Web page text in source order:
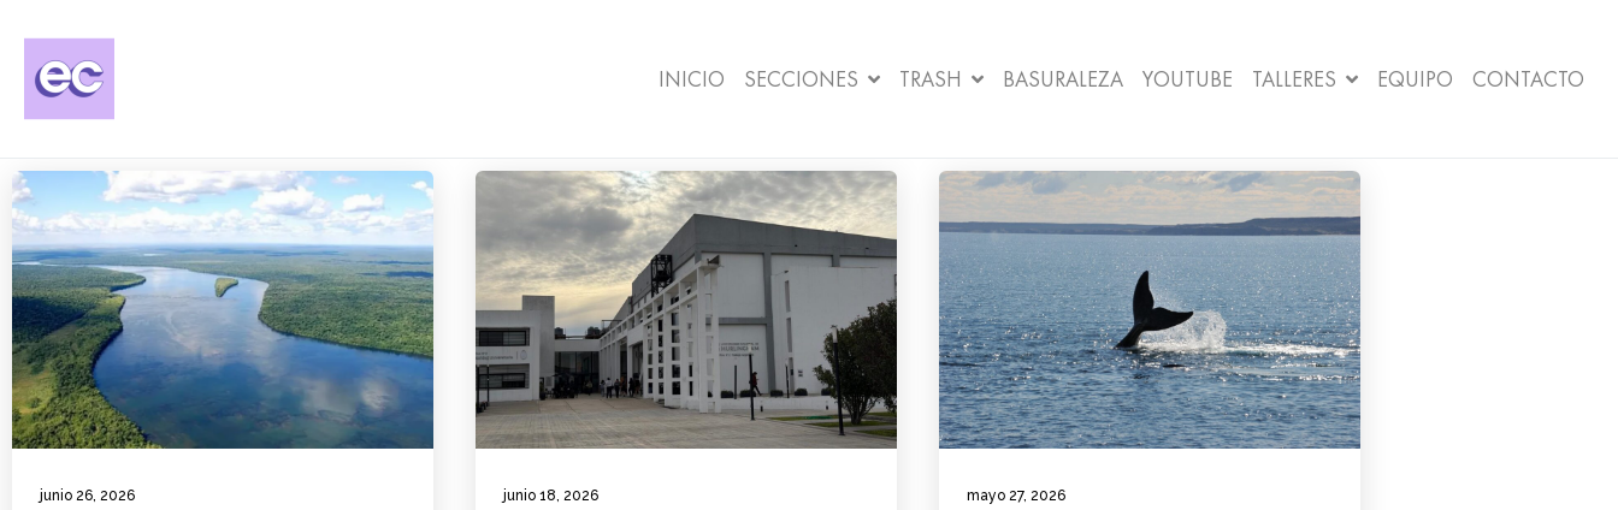
INICIO SECCIONES TRASH BASURALEZA YOUTUBE TALLERES EQUIPO CONTACTO
junio 26, 2026 junio 18, 2026 mayo 27, 2026